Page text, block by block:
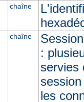
chaîne
chaîne
:
servies
les